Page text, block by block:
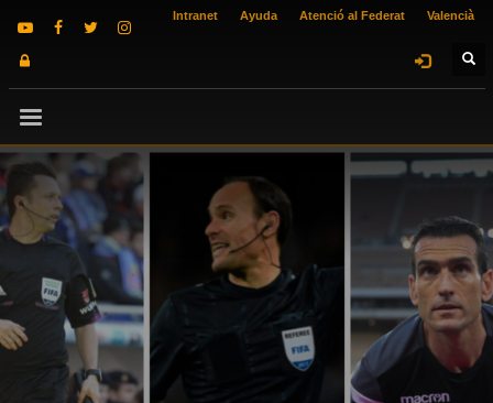
Intranet Ayuda Atenció al Federat Valencià